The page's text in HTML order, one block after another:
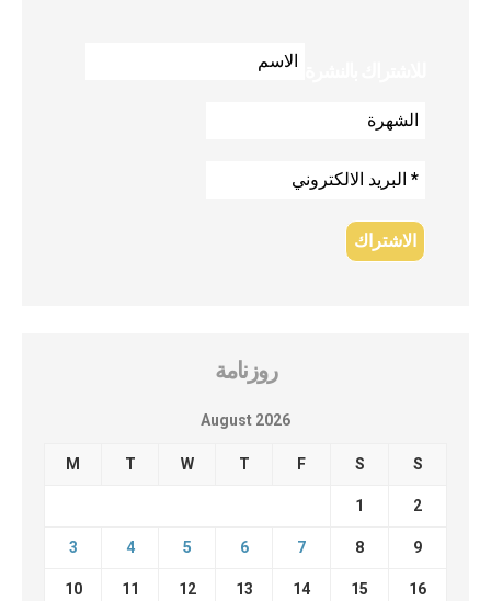
روزنامة
August 2026
M T W T F S S
1 2
3 4 5 6 7 8 9
10 11 12 13 14 15 16